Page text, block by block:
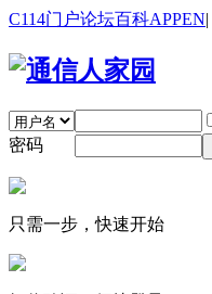
C114门户论坛百科APPEN|
密码
只需一步，快速开始